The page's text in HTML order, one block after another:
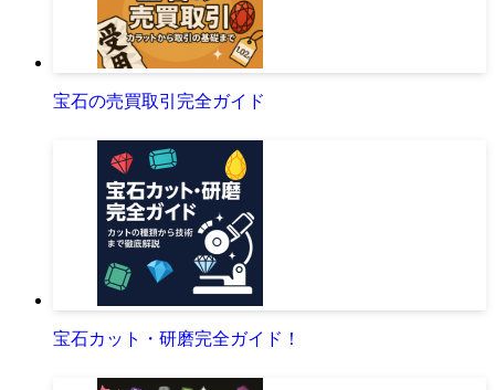
宝石の売買取引完全ガイド
宝石カット・研磨完全ガイド！